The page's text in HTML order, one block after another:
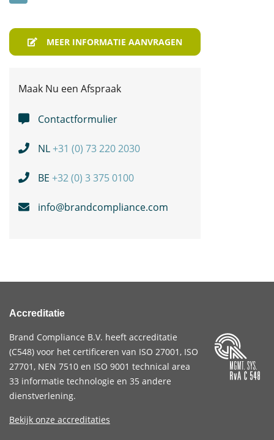
MEER INFORMATIE AANVRAGEN
Maak Nu een Afspraak
Contactformulier
NL+31 (0) 73 220 2030
BE +32 (0) 3 375 0100
info@brandcompliance.com
Accreditatie
Brand Compliance B.V. heeft accreditatie
(C548) voor het certificeren van ISO 27001, ISO
27701, NEN 7510 en ISO 9001 technical area
33 informatie technologie en 35 andere
dienstverlening.
Bekijk onze accreditaties